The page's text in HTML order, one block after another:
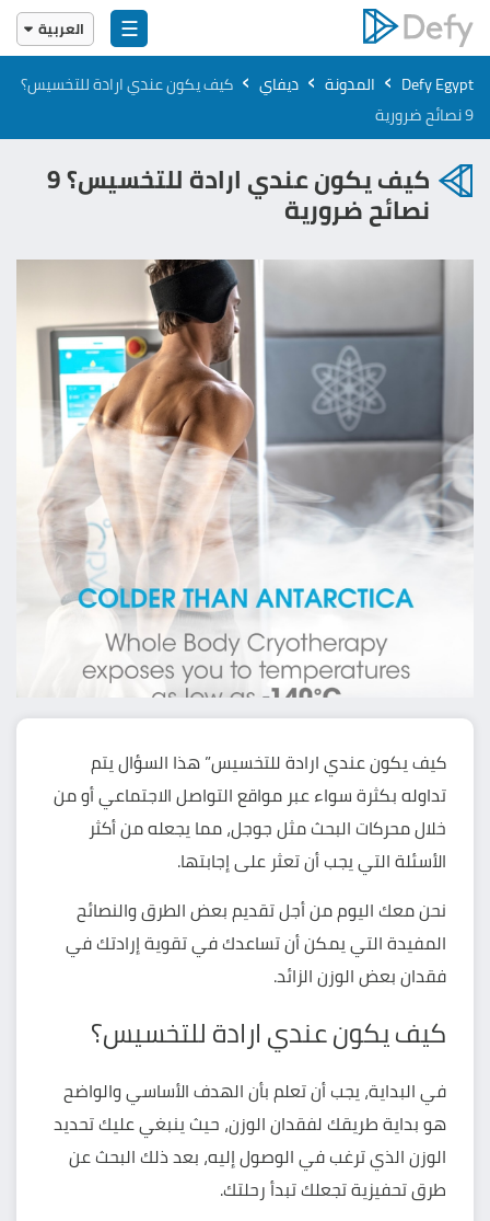
☰
العربية
English
العربية
Defy Egypt
› المدونة › ديفاي › كيف يكون عندي ارادة للتخسيس​؟
9 نصائح ضرورية
كيف يكون عندي ارادة للتخسيس​؟ 9
نصائح ضرورية
كيف يكون عندي ارادة للتخسيس​” هذا السؤال يتم
تداوله بكثرة سواء عبر مواقع التواصل الاجتماعي أو من
خلال محركات البحث مثل جوجل، مما يجعله من أكثر
الأسئلة التي يجب أن تعثر على إجابتها.
نحن معك اليوم من أجل تقديم بعض الطرق والنصائح
المفيدة التي يمكن أن تساعدك في تقوية إرادتك في
فقدان بعض الوزن الزائد.
كيف يكون عندي ارادة للتخسيس؟
في البداية، يجب أن تعلم بأن الهدف الأساسي والواضح
هو بداية طريقك لفقدان الوزن، حيث ينبغي عليك تحديد
الوزن الذي ترغب في الوصول إليه، بعد ذلك البحث عن
طرق تحفيزية تجعلك تبدأ رحلتك.